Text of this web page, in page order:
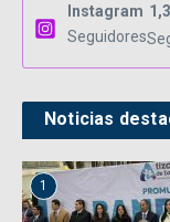
Instagram
Seguidores
Noticias
1